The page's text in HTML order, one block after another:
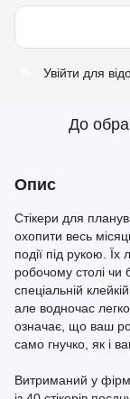
Увійти для
До
Опис
Стікери для
охопити весь
події під рукою. Їх
робочому столі чи
спеціальній
але водночас
означає, що ваш
само гнучко, як і
Витриманий у